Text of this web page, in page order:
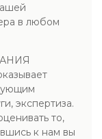
в любом
экспертиза.
то,
к нам вы